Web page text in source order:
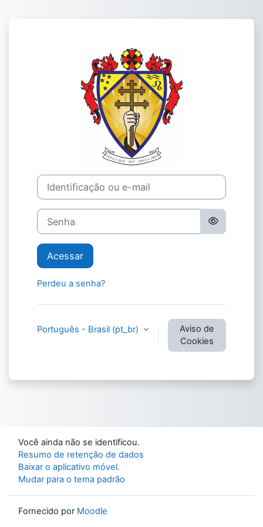
Acesso a
Identificação ou e-mail
Senha
Acessar
Perdeu a senha?
Português - Brasil ‎(pt_br)‎
Aviso de
Cookies
Você ainda não se identificou.
Resumo de retenção de dados
Baixar o aplicativo móvel.
Mudar para o tema padrão
Fornecido por Moodle